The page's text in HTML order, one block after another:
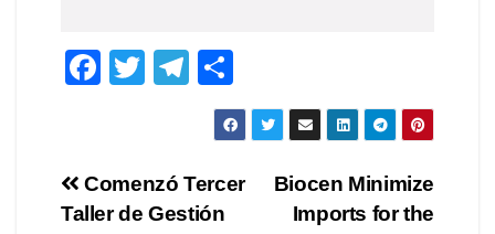
F
e
b
T
er
T
el
gr
a
o
m
p
Navegación
Biocen Minimize
Imports for the
Comenzó Tercer
Taller de Gestión